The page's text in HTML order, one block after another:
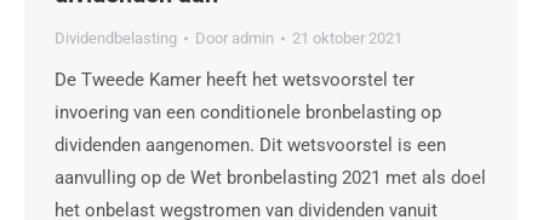
Dividendbelasting Door admin 21 oktober 2021
De Tweede Kamer heeft het wetsvoorstel ter
invoering van een conditionele bronbelasting op
dividenden aangenomen. Dit wetsvoorstel is een
aanvulling op de Wet bronbelasting 2021 met als doel
het onbelast wegstromen van dividenden vanuit